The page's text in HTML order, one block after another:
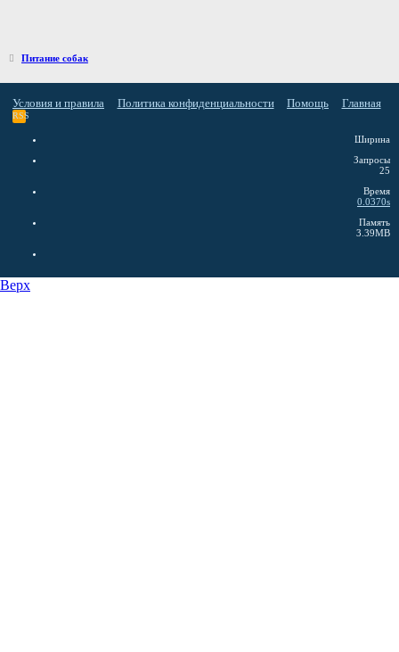
Питание собак
Условия и правила Политика конфиденциальности Помощь Главная
RSS
Ширина
Запросы
25
Время
0.0370s
Память
3.39MB
Верх